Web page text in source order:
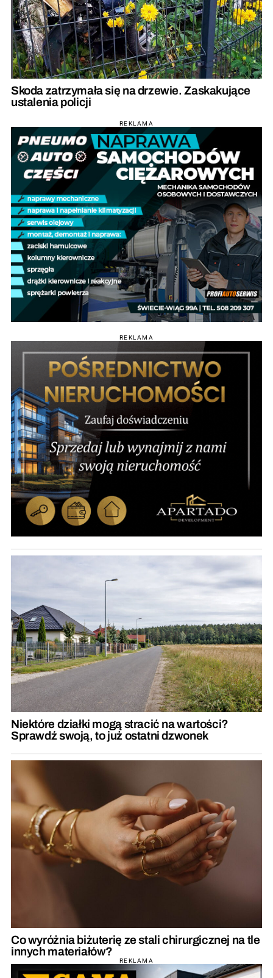
Skoda zatrzymała się na drzewie. Zaskakujące
ustalenia policji
REKLAMA
REKLAMA
Niektóre działki mogą stracić na wartości?
Sprawdź swoją, to już ostatni dzwonek
Co wyróżnia biżuterię ze stali chirurgicznej na tle
innych materiałów?
REKLAMA